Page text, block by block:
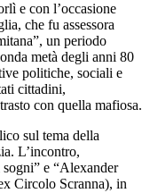
e con l’occasione
che fu assessora
un periodo
metà degli anni 80
politiche, sociali e
cittadini,
con quella mafiosa.
sul tema della
L’incontro,
e “Alexander
Circolo Scranna), in